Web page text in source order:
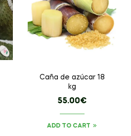
Caña de azúcar 18
kg
55.00€
ADD TO CART